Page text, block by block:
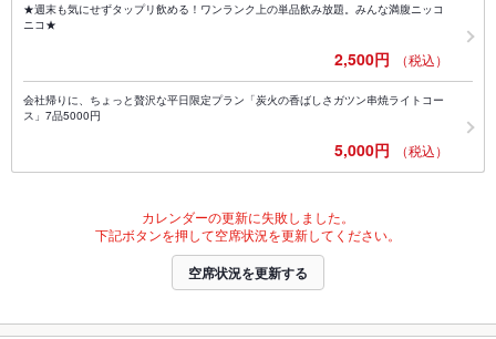
★週末も気にせずタップリ飲める！ワンランク上の単品飲み放題。みんな満腹ニッコ
ニコ★
2,500円 （税込）
会社帰りに、ちょっと贅沢な平日限定プラン「炭火の香ばしさガツン串焼ライトコー
ス」7品5000円
5,000円 （税込）
カレンダーの更新に失敗しました。
下記ボタンを押して空席状況を更新してください。
空席状況を更新する